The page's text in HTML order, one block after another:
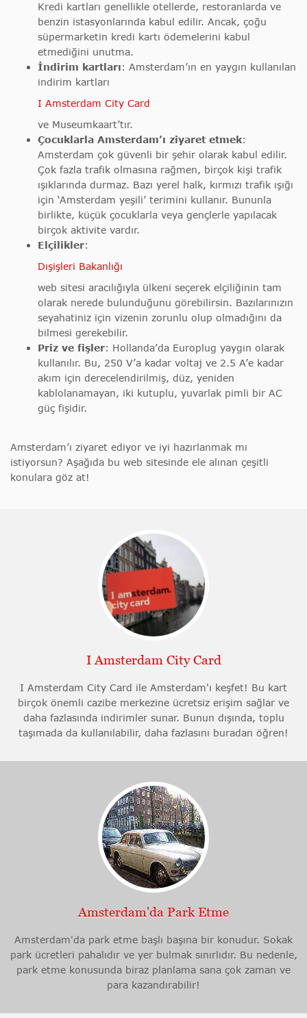
Kredi kartları genellikle otellerde, restoranlarda ve
benzin istasyonlarında kabul edilir. Ancak, çoğu
süpermarketin kredi kartı ödemelerini kabul
etmediğini unutma.
İndirim kartları: Amsterdam’ın en yaygın kullanılan
indirim kartları
I Amsterdam City Card
ve Museumkaart’tır.
Çocuklarla Amsterdam’ı ziyaret etmek:
Amsterdam çok güvenli bir şehir olarak kabul edilir.
Çok fazla trafik olmasına rağmen, birçok kişi trafik
ışıklarında durmaz. Bazı yerel halk, kırmızı trafik ışığı
için ‘Amsterdam yeşili’ terimini kullanır. Bununla
birlikte, küçük çocuklarla veya gençlerle yapılacak
birçok aktivite vardır.
Elçilikler:
Dışişleri Bakanlığı
web sitesi aracılığıyla ülkeni seçerek elçiliğinin tam
olarak nerede bulunduğunu görebilirsin. Bazılarınızın
seyahatiniz için vizenin zorunlu olup olmadığını da
bilmesi gerekebilir.
Priz ve fişler: Hollanda’da Europlug yaygın olarak
kullanılır. Bu, 250 V’a kadar voltaj ve 2.5 A’e kadar
akım için derecelendirilmiş, düz, yeniden
kablolanamayan, iki kutuplu, yuvarlak pimli bir AC
güç fişidir.
Amsterdam’ı ziyaret ediyor ve iyi hazırlanmak mı
istiyorsun? Aşağıda bu web sitesinde ele alınan çeşitli
konulara göz at!
I Amsterdam City Card
I Amsterdam City Card ile Amsterdam'ı keşfet! Bu kart
birçok önemli cazibe merkezine ücretsiz erişim sağlar ve
daha fazlasında indirimler sunar. Bunun dışında, toplu
taşımada da kullanılabilir, daha fazlasını buradan öğren!
Amsterdam'da Park Etme
Amsterdam'da park etme başlı başına bir konudur. Sokak
park ücretleri pahalıdır ve yer bulmak sınırlıdır. Bu nedenle,
park etme konusunda biraz planlama sana çok zaman ve
para kazandırabilir!